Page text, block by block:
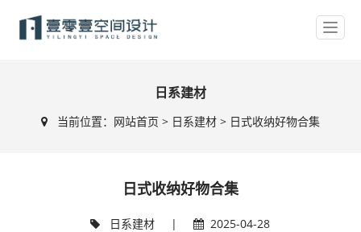
日系建材
当前位置： 网站首页 > 日系建材> 日式收纳好物合集
日式收纳好物合集
日系建材 | 2025-04-28